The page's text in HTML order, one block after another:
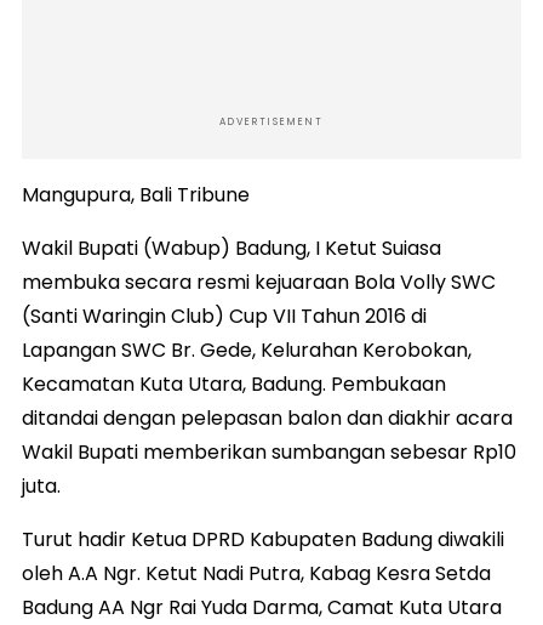
ADVERTISEMENT
Mangupura, Bali Tribune
Wakil Bupati (Wabup) Badung, I Ketut Suiasa
membuka secara resmi kejuaraan Bola Volly SWC
(Santi Waringin Club) Cup VII Tahun 2016 di
Lapangan SWC Br. Gede, Kelurahan Kerobokan,
Kecamatan Kuta Utara, Badung. Pembukaan
ditandai dengan pelepasan balon dan diakhir acara
Wakil Bupati memberikan sumbangan sebesar Rp10
juta.
Turut hadir Ketua DPRD Kabupaten Badung diwakili
oleh A.A Ngr. Ketut Nadi Putra, Kabag Kesra Setda
Badung AA Ngr Rai Yuda Darma, Camat Kuta Utara